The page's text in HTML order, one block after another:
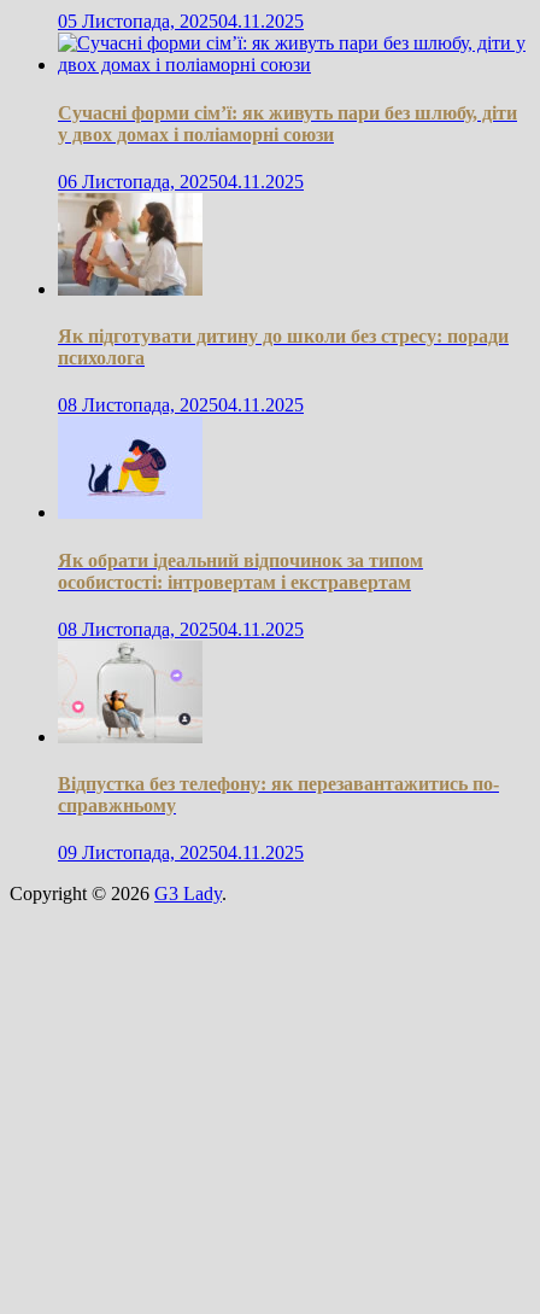
05 Листопада, 202504.11.2025
Сучасні форми сім’ї: як живуть пари без шлюбу, діти
у двох домах і поліаморні союзи
06 Листопада, 202504.11.2025
Як підготувати дитину до школи без стресу: поради
психолога
08 Листопада, 202504.11.2025
Як обрати ідеальний відпочинок за типом
особистості: інтровертам і екстравертам
08 Листопада, 202504.11.2025
Відпустка без телефону: як перезавантажитись по-
справжньому
09 Листопада, 202504.11.2025
Copyright © 2026 G3 Lady.